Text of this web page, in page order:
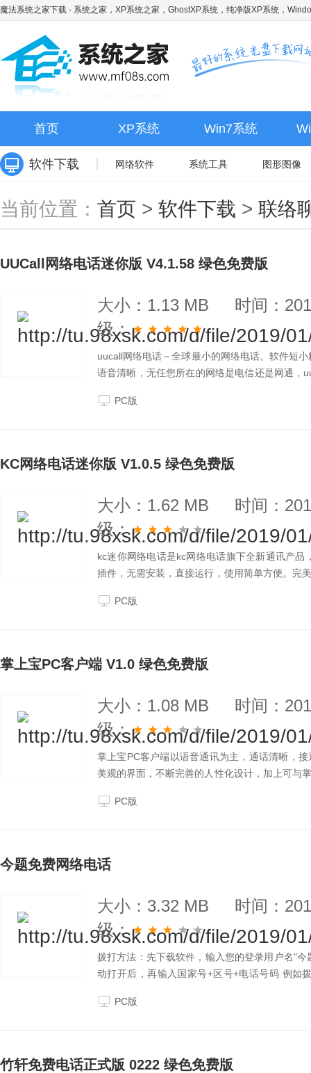
魔法系统之家下载 - 系统之家，XP系统之家，GhostXP系统，纯净版XP系统，
首页 XP系统 Win7系统
软件下载 网络软件 系统工具 图形图像
当前位置： 首页 > 软件下载 > 联络
UUCall网络电话迷你版 V4.1.58 绿色免费版
大小：1.13 MB
时间：
级：
uucall网络电话－全球最小的网络电话。软件短
语音清晰，无任您所在的网络是电信还是网通，
PC版
KC网络电话迷你版 V1.0.5 绿色免费版
大小：1.62 MB
时间：
级：
kc迷你网络电话是kc网络电话旗下全新通讯产
插件，无需安装，直接运行，使用简单方便。完
PC版
掌上宝PC客户端 V1.0 绿色免费版
大小：1.08 MB
时间：
级：
掌上宝PC客户端以语音通讯为主，通话清晰，
美观的界面，不断完善的人性化设计，加上可与
PC版
今题免费网络电话
大小：3.32 MB
时间：
级：
拨打方法：先下载软件，输入您的登录用户名"
动打开后，再输入国家号+区号+电话号码 例如
PC版
竹轩免费电话正式版 0222 绿色免费版